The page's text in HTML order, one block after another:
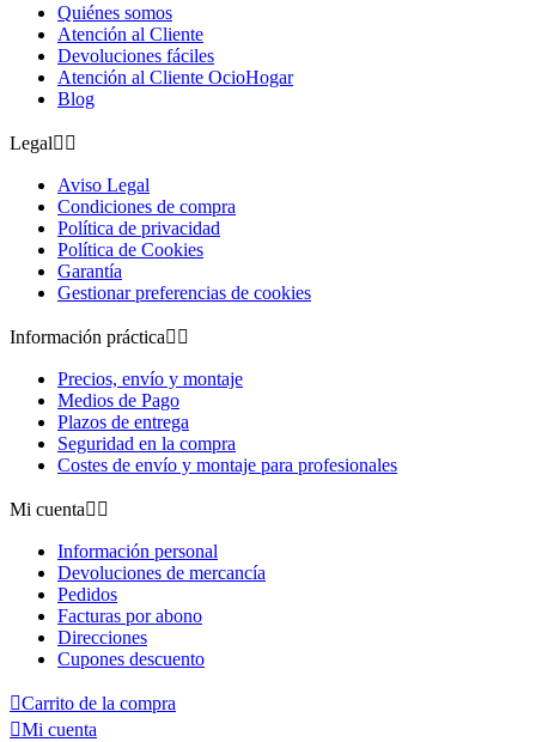
Quiénes somos
Atención al Cliente
Devoluciones fáciles
Atención al Cliente OcioHogar
Blog
Legal 
Aviso Legal
Condiciones de compra
Política de privacidad
Política de Cookies
Garantía
Gestionar preferencias de cookies
Información práctica 
Precios, envío y montaje
Medios de Pago
Plazos de entrega
Seguridad en la compra
Costes de envío y montaje para profesionales
Mi cuenta 
Información personal
Devoluciones de mercancía
Pedidos
Facturas por abono
Direcciones
Cupones descuento
Carrito de la compra
Mi cuenta